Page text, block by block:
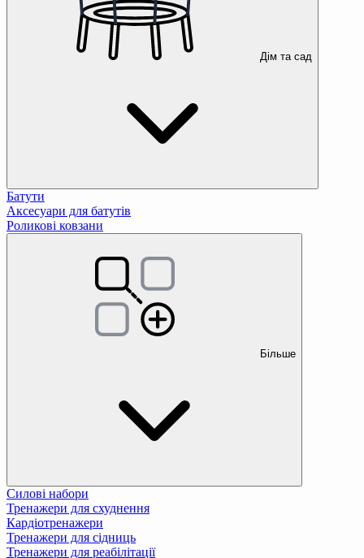
Дім та сад
Батути
Аксесуари для батутів
Роликові ковзани
Більше
Силові набори
Тренажери для схуднення
Кардіотренажери
Тренажери для сідниць
Тренажери для реабілітації